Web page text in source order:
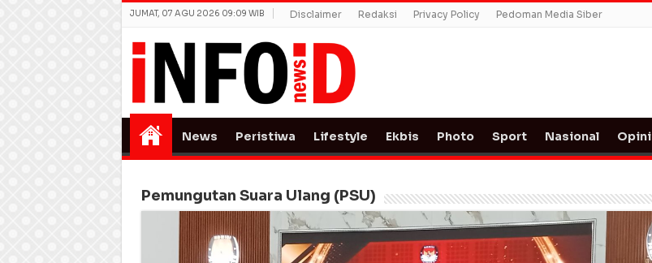
JUMAT, 07 AGU 2026 09:09 WIB Disclaimer Redaksi Privacy Policy Pedoman Media Siber
News Peristiwa Lifestyle Ekbis Photo Sport Nasional Opini
Pemungutan Suara Ulang (PSU)